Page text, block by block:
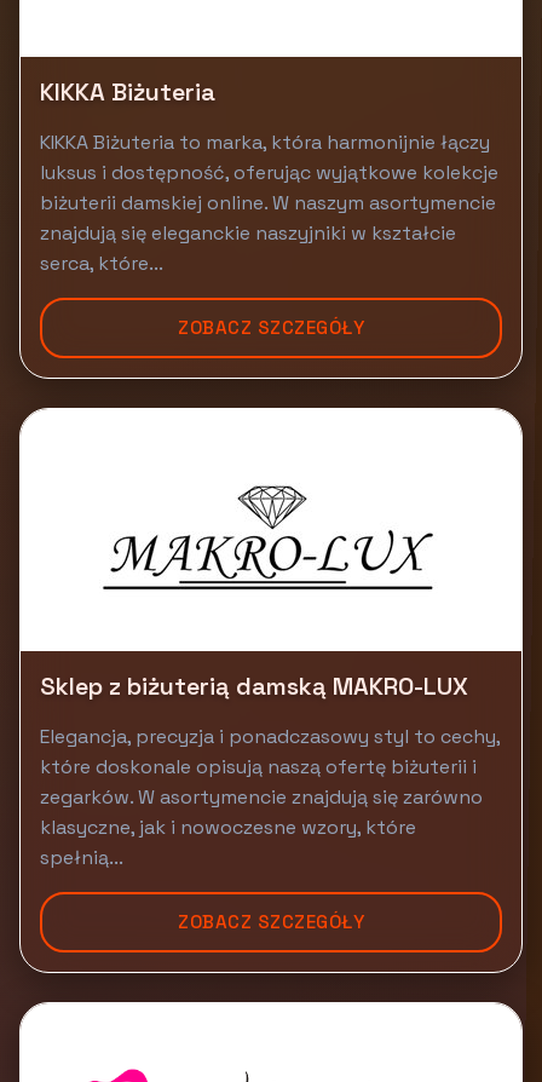
KIKKA Biżuteria
KIKKA Biżuteria to marka, która harmonijnie łączy
luksus i dostępność, oferując wyjątkowe kolekcje
biżuterii damskiej online. W naszym asortymencie
znajdują się eleganckie naszyjniki w kształcie
serca, które...
ZOBACZ SZCZEGÓŁY
Sklep z biżuterią damską MAKRO-LUX
Elegancja, precyzja i ponadczasowy styl to cechy,
które doskonale opisują naszą ofertę biżuterii i
zegarków. W asortymencie znajdują się zarówno
klasyczne, jak i nowoczesne wzory, które
spełnią...
ZOBACZ SZCZEGÓŁY